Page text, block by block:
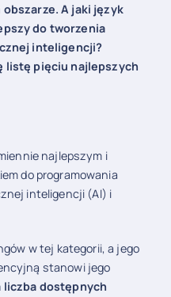
A jaki język
do tworzenia
inteligencji?
listę pięciu najlepszych
najlepszym i
do programowania
inteligencji (AI) i
w tej kategorii, a jego
stanowi jego
liczba dostępnych